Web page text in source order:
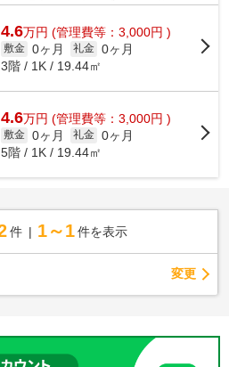
です...
4.6万円 (管理費等：3,000円 )
敷金 0ヶ月 礼金 0ヶ月
3階 / 1K / 19.44㎡
4.6万円 (管理費等：3,000円 )
敷金 0ヶ月 礼金 0ヶ月
5階 / 1K / 19.44㎡
件 1～1 件を表示
変更